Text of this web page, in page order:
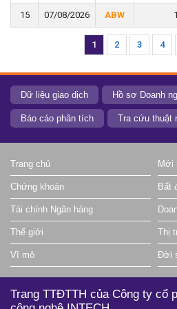
15 07/08/2026 ABW
15 07/08/2026 ABW
1 2 3 4
Dữ liệu giao dịch Hồ sơ Doanh
Báo cáo phân tích Tra cứu thuật
Trang chủ Mới
Chứng khoán Bất
Tài chính Ngân hàng
Thế giới Thị
Vĩ mô Đời
Trang TTĐTTH của Công ty cổ